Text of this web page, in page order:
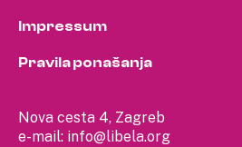
Nova cesta 4, Zagreb
e-mail: info@libela.org
Impressum
Pravila ponašanja